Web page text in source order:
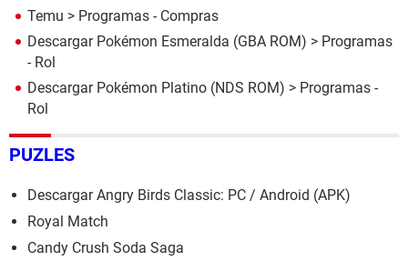
Temu > Programas - Compras
Descargar Pokémon Esmeralda (GBA ROM) > Programas
- Rol
Descargar Pokémon Platino (NDS ROM) > Programas -
Rol
PUZLES
Descargar Angry Birds Classic: PC / Android (APK)
Royal Match
Candy Crush Soda Saga